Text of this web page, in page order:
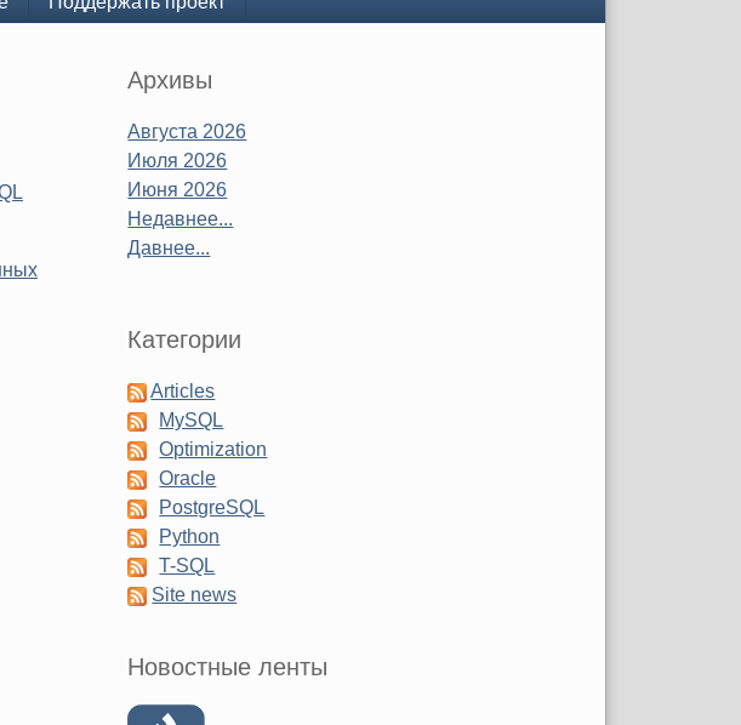
Sidebar
Архивы
Августа 2026
Июля 2026
Июня 2026
Недавнее...
Давнее...
Категории
Articles
MySQL
Optimization
Oracle
PostgreSQL
Python
T-SQL
Site news
Новостные ленты